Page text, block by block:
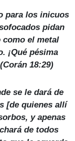
para los inicuos
pidan
como el metal
¡Qué pésima
18:29)
se le dará de
[de quienes allí
y apenas
de todos